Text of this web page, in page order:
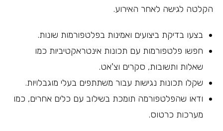
הקלטה לגישה לאחר האירוע.
בצעו בדיקת ביצועים ואמינות בפלטפורמות שונות.
חפשו פלטפורמות עם תכונות אינטראקטיביות כמו
שאלות ותשובות, סקרים וצ'אט.
שקלו תכונות נגישות עבור משתתפים בעלי מוגבלויות.
ודאו שהפלטפורמה תומכת בשילוב עם כלים אחרים, כמו
מערכות כרטוס.